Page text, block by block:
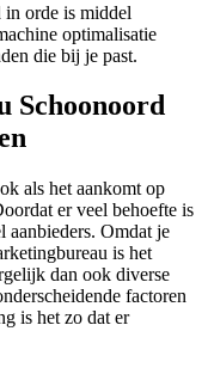
orde is middel
optimalisatie
die bij je past.
Schoonoord
als het aankomt op
er veel behoefte is
aanbieders. Omdat je
is het
dan ook diverse
factoren
is het zo dat er